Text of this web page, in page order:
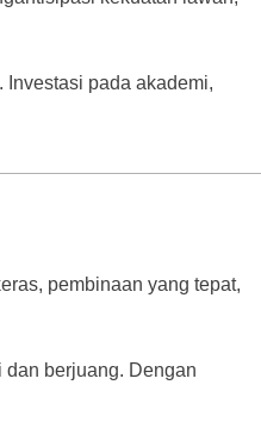
pada akademi,
pembinaan yang tepat,
berjuang. Dengan